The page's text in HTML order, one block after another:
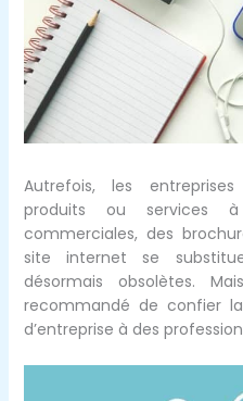
Autrefois, les
produits ou services
commerciales, des
site internet se
désormais obsolètes.
recommandé de confier
d’entreprise à des